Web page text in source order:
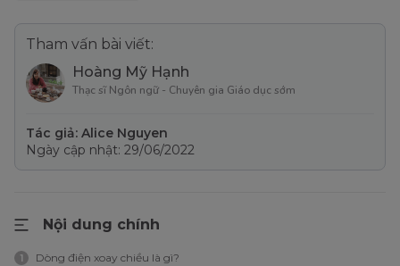
Tham vấn bài viết:
Hoàng Mỹ Hạnh
Thạc sĩ Ngôn ngữ - Chuyên gia Giáo dục sớm
Tác giả: Alice Nguyen
Ngày cập nhật: 29/06/2022
Nội dung chính
1 Dòng điện xoay chiều là gì?